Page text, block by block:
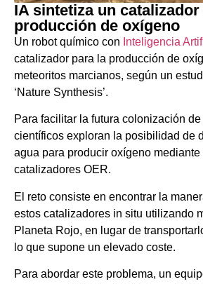
IA sintetiza un
producción de oxígeno
Un robot químico con Inteligencia
catalizador para la producción de
meteoritos marcianos, según un
‘Nature Synthesis’.
Para facilitar la futura colonización
científicos exploran la posibilidad de
agua para producir oxígeno
catalizadores OER.
El reto consiste en encontrar la
estos catalizadores in situ utilizando
Planeta Rojo, en lugar de
lo que supone un elevado coste.
Para abordar este problema, un